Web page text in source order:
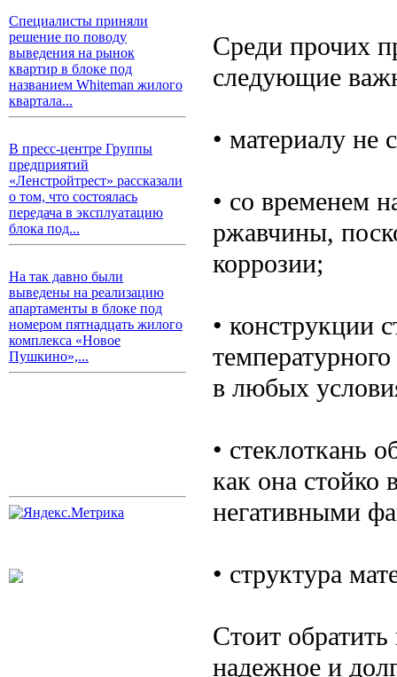
Специалисты приняли
решение по поводу
выведения на рынок
квартир в блоке под
названием Whiteman жилого
квартала...
В пресс-центре Группы
предприятий
«Ленстройтрест» рассказали
о том, что состоялась
передача в эксплуатацию
блока под...
На так давно были
выведены на реализацию
апартаменты в блоке под
номером пятнадцать жилого
комплекса «Новое
Пушкино»,...
Среди прочих
следующие
• материалу
• со временем
ржавчины,
коррозии;
• конструкции
в любых
• стеклоткань
как она стойко
негативными
• структура
Стоит
надежное и